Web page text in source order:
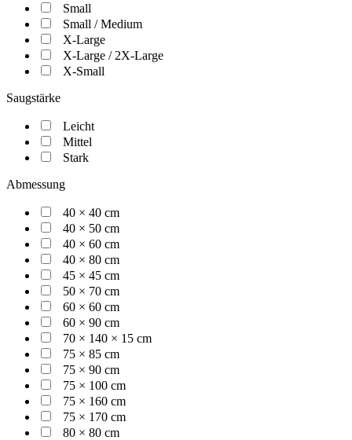
Small
Small / Medium
X-Large
X-Large / 2X-Large
X-Small
Saugstärke
Leicht
Mittel
Stark
Abmessung
40 × 40 cm
40 × 50 cm
40 × 60 cm
40 × 80 cm
45 × 45 cm
50 × 70 cm
60 × 60 cm
60 × 90 cm
70 × 140 × 15 cm
75 × 85 cm
75 × 90 cm
75 × 100 cm
75 × 160 cm
75 × 170 cm
80 × 80 cm